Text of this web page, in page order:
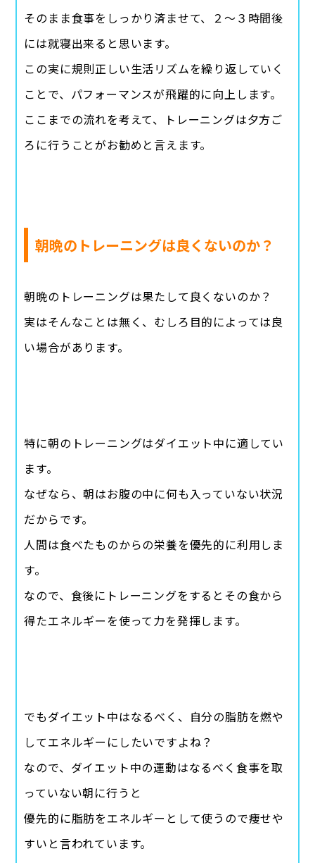
そのまま食事をしっかり済ませて、２〜３時間後
には就寝出来ると思います。
この実に規則正しい生活リズムを繰り返していく
ことで、パフォーマンスが飛躍的に向上します。
ここまでの流れを考えて、トレーニングは夕方ご
ろに行うことがお勧めと言えます。
朝晩のトレーニングは良くないのか？
朝晩のトレーニングは果たして良くないのか？
実はそんなことは無く、むしろ目的によっては良
い場合があります。
特に朝のトレーニングはダイエット中に適してい
ます。
なぜなら、朝はお腹の中に何も入っていない状況
だからです。
人間は食べたものからの栄養を優先的に利用しま
す。
なので、食後にトレーニングをするとその食から
得たエネルギーを使って力を発揮します。
でもダイエット中はなるべく、自分の脂肪を燃や
してエネルギーにしたいですよね？
なので、ダイエット中の運動はなるべく食事を取
っていない朝に行うと
優先的に脂肪をエネルギーとして使うので痩せや
すいと言われています。